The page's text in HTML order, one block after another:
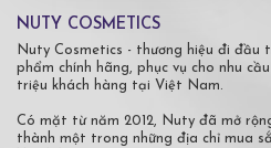
NUTY COSMETICS
Nuty Cosmetics - thương hiệu đi đầu
phẩm chính hãng, phục vụ cho nhu
triệu khách hàng tại Việt Nam.
Có mặt từ năm 2012, Nuty đã mở
thành một trong những địa chỉ mua